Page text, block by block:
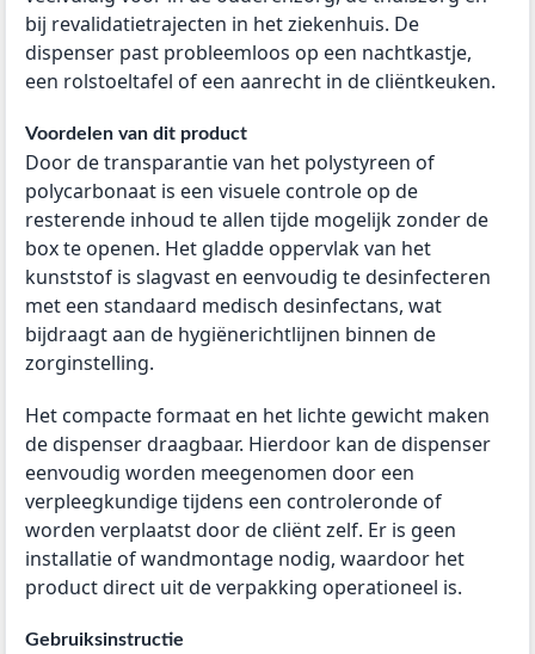
bij revalidatietrajecten in het ziekenhuis. De
dispenser past probleemloos op een nachtkastje,
een rolstoeltafel of een aanrecht in de cliëntkeuken.
Voordelen van dit product
Door de transparantie van het polystyreen of
polycarbonaat is een visuele controle op de
resterende inhoud te allen tijde mogelijk zonder de
box te openen. Het gladde oppervlak van het
kunststof is slagvast en eenvoudig te desinfecteren
met een standaard medisch desinfectans, wat
bijdraagt aan de hygiënerichtlijnen binnen de
zorginstelling.
Het compacte formaat en het lichte gewicht maken
de dispenser draagbaar. Hierdoor kan de dispenser
eenvoudig worden meegenomen door een
verpleegkundige tijdens een controleronde of
worden verplaatst door de cliënt zelf. Er is geen
installatie of wandmontage nodig, waardoor het
product direct uit de verpakking operationeel is.
Gebruiksinstructie